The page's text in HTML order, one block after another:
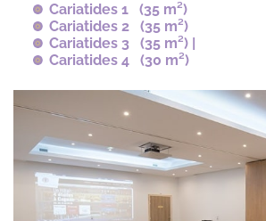
Cariatides 1 (35 m²)
Cariatides 2 (35 m²)
Cariatides 3 (35 m²) |
Cariatides 4 (30 m²)